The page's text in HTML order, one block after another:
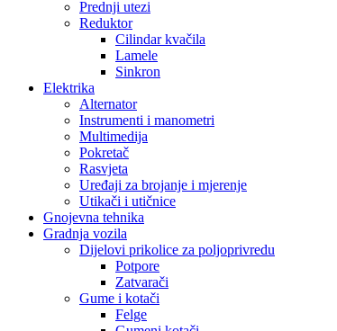
Prednji utezi
Reduktor
Cilindar kvačila
Lamele
Sinkron
Elektrika
Alternator
Instrumenti i manometri
Multimedija
Pokretač
Rasvjeta
Uređaji za brojanje i mjerenje
Utikači i utičnice
Gnojevna tehnika
Gradnja vozila
Dijelovi prikolice za poljoprivredu
Potpore
Zatvarači
Gume i kotači
Felge